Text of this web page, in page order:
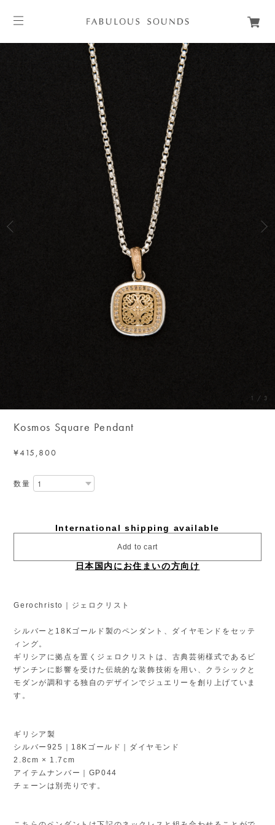
1 / 3
Kosmos Square Pendant
¥415,800
数量
International shipping available
Add to cart
日本国内にお住まいの方向け
Gerochristo｜ジェロクリスト
シルバーと18Kゴールド製のペンダント、ダイヤモンドをセッテ
ィング。
ギリシアに拠点を置くジェロクリストは、古典芸術様式であるビ
ザンチンに影響を受けた伝統的な装飾技術を用い、クラシックと
モダンが調和する独自のデザインでジュエリーを創り上げていま
す。
ギリシア製
シルバー925｜18Kゴールド｜ダイヤモンド
2.8cm × 1.7cm
アイテムナンバー｜GP044
チェーンは別売りです。